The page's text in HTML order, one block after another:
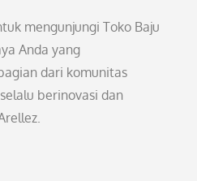
mengunjungi Toko Baju
Anda yang
dari komunitas
berinovasi dan